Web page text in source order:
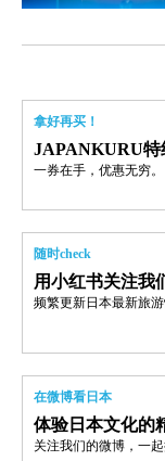
拿好再买！
JAPANKURU特
一券在手，优惠无穷。
随时check
用小红书关注我
频繁更新日本最新旅
在微博看日本
体验日本文化的
关注我们的微博，一